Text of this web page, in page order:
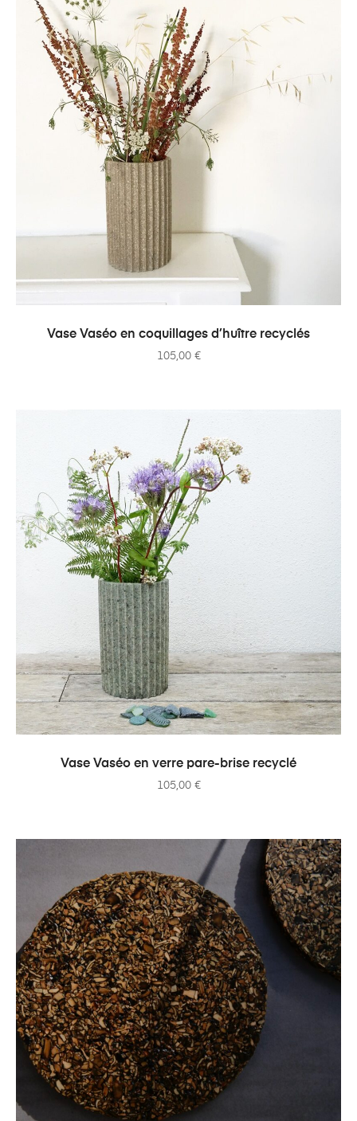
AJOUTER AU PANIER
Vase Vaséo en coquillages d’huître recyclés
105,00 €
AJOUTER AU PANIER
Vase Vaséo en verre pare-brise recyclé
105,00 €